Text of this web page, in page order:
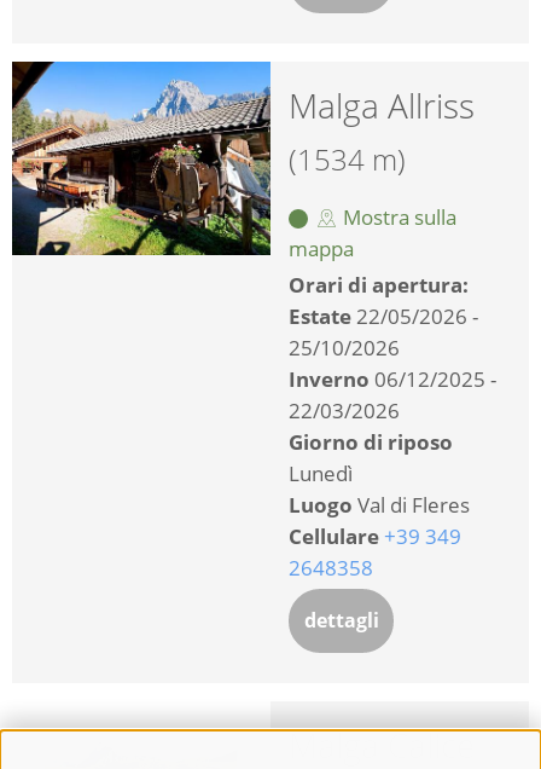
Malga Allriss
(1534 m)
Mostra sulla
mappa
Orari di apertura:
Estate 22/05/2026 -
25/10/2026
Inverno 06/12/2025 -
22/03/2026
Giorno di riposo
Lunedì
Luogo Val di Fleres
Cellulare +39 349
2648358
dettagli
Malga Calice